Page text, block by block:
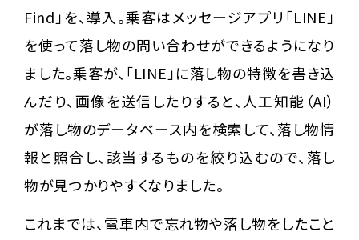
Find」を、導入。乗客はメッセージアプリ「LINE」
を使って落し物の問い合わせができるようになり
ました。乗客が、「LINE」に落し物の特徴を書き込
んだり、画像を送信したりすると、人工知能（AI）
が落し物のデータベース内を検索して、落し物情
報と照合し、該当するものを絞り込むので、落し
物が見つかりやすくなりました。
これまでは、電車内で忘れ物や落し物をしたこと